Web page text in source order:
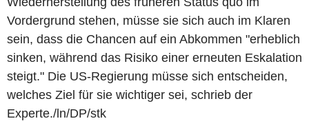
Vordergrund stehen, müsse sie sich auch im Klaren
sein, dass die Chancen auf ein Abkommen "erheblich
sinken, während das Risiko einer erneuten Eskalation
steigt." Die US-Regierung müsse sich entscheiden,
welches Ziel für sie wichtiger sei, schrieb der
Experte./ln/DP/stk